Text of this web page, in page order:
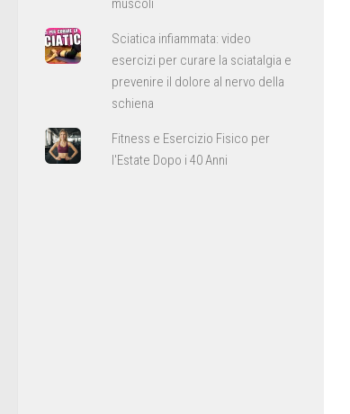
muscoli
Sciatica infiammata: video
esercizi per curare la sciatalgia e
prevenire il dolore al nervo della
schiena
Fitness e Esercizio Fisico per
l'Estate Dopo i 40 Anni